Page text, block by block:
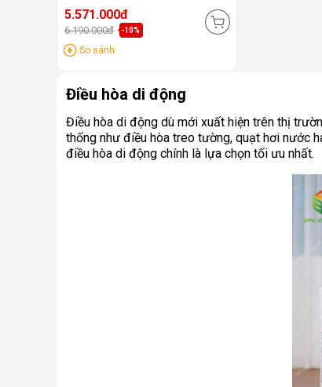
5.571.000đ
6.190.000đ -10%
So sánh
Điều hòa di động
Điều hòa di động dù mới xuất hiện trên thị
thống như điều hòa treo tường, quạt hơi nước
điều hòa di động chính là lựa chọn tối ưu nhất.